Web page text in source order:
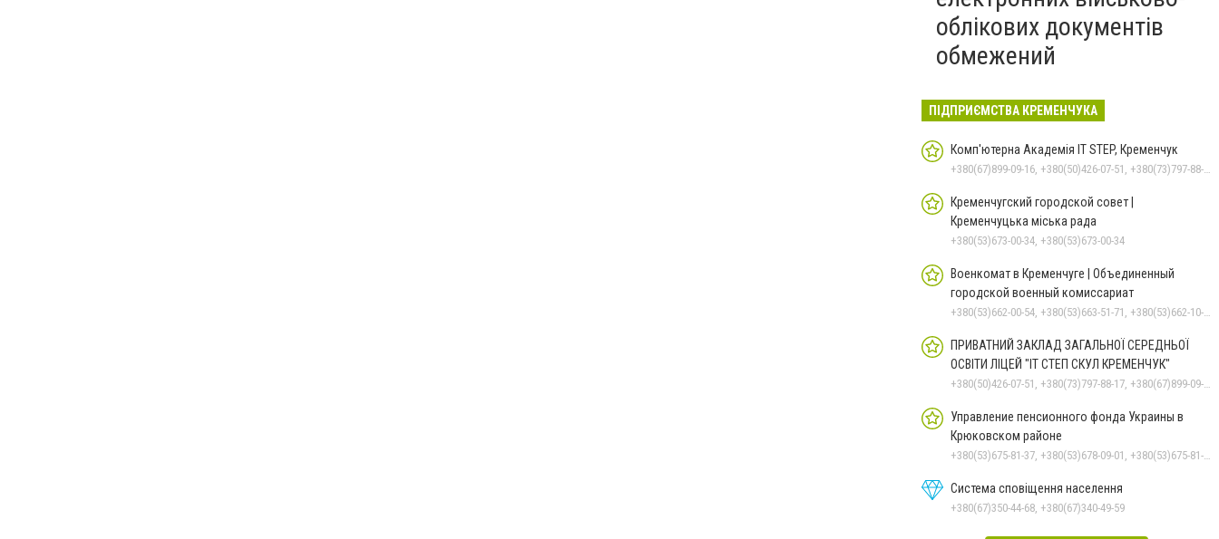
облікових документів
обмежений
ПІДПРИЄМСТВА КРЕМЕНЧУКА
Комп'ютерна Академія IT STEP, Кременчук
+380(67)899-09-16, +380(50)426-07-51, +380(73)797-88-17
Кременчугский городской совет |
Кременчуцька міська рада
+380(53)673-00-34, +380(53)673-00-34
Военкомат в Кременчуге | Объединенный
городской военный комиссариат
+380(53)662-00-54, +380(53)663-51-71, +380(53)662-10-35
ПРИВАТНИЙ ЗАКЛАД ЗАГАЛЬНОЇ СЕРЕДНЬОЇ
ОСВІТИ ЛІЦЕЙ "ІТ СТЕП СКУЛ КРЕМЕНЧУК"
+380(50)426-07-51, +380(73)797-88-17, +380(67)899-09-16
Управление пенсионного фонда Украины в
Крюковском районе
+380(53)675-81-37, +380(53)678-09-01, +380(53)675-81-32, +380(53)675-81-40, +380(53)675-81-33, +380(53)675-81-38, +380(53)675-81-31, +380(53)678-08-87
Система сповіщення населення
+380(67)350-44-68, +380(67)340-49-59